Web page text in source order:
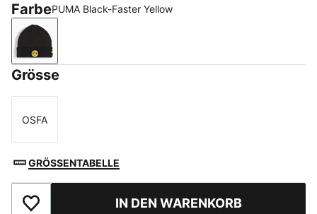
FarbePUMA Black-Faster Yellow
PUMA Black-Faster Yellow
Grösse
Größe
OSFA
GRÖSSENTABELLE
Zu Favoriten hinzufügenIN DEN WARENKORB